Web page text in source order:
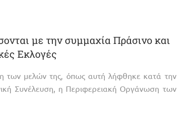
με την συμμαχία Πράσινο και
Εκλογές
μελών της, όπως αυτή λήφθηκε κατά την
Συνέλευση, η Περιφερειακή Οργάνωση των